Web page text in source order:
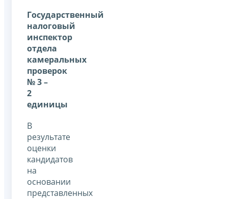
Государственный
налоговый
инспектор
отдела
камеральных
проверок
№ 3 –
2
единицы
В
результате
оценки
кандидатов
на
основании
представленных